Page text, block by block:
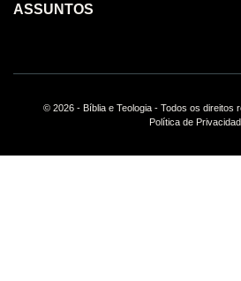
ASSUNTOS
© 2026 - Bíblia e Teologia - Todos os direitos
Política de